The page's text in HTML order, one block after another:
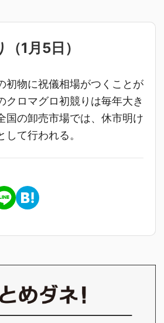
（1月5日 ）
初物に祝儀相場がつくことが
クロマグロ初競りは毎年大き
国の卸売市場では、休市明け
て行われる。